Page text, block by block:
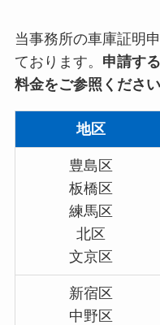
当事務所の車庫証明
ております。 申請す
料金をご参照ください
地区
豊島区
板橋区
練馬区
北区
文京区
新宿区
中野区